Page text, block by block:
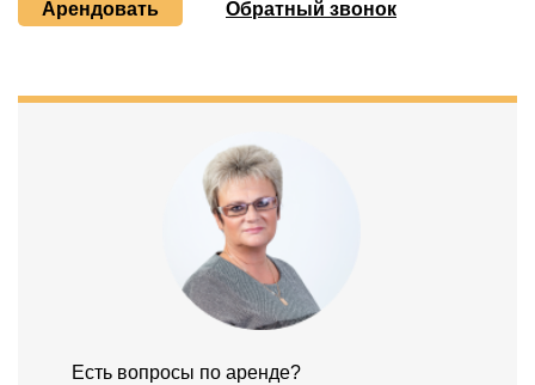
Арендовать Обратный звонок
Есть вопросы по аренде?